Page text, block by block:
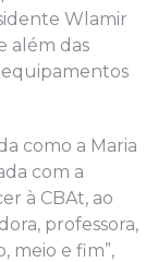
Wlamir
além das
equipamentos
como a Maria
com a
à CBAt, ao
professora,
meio e fim”,